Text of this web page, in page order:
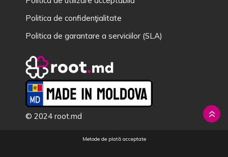
Politica de confidenţialitate
Politica de garantare a serviciilor (SLA)
© 2024 root.md
Metode de plată acceptate